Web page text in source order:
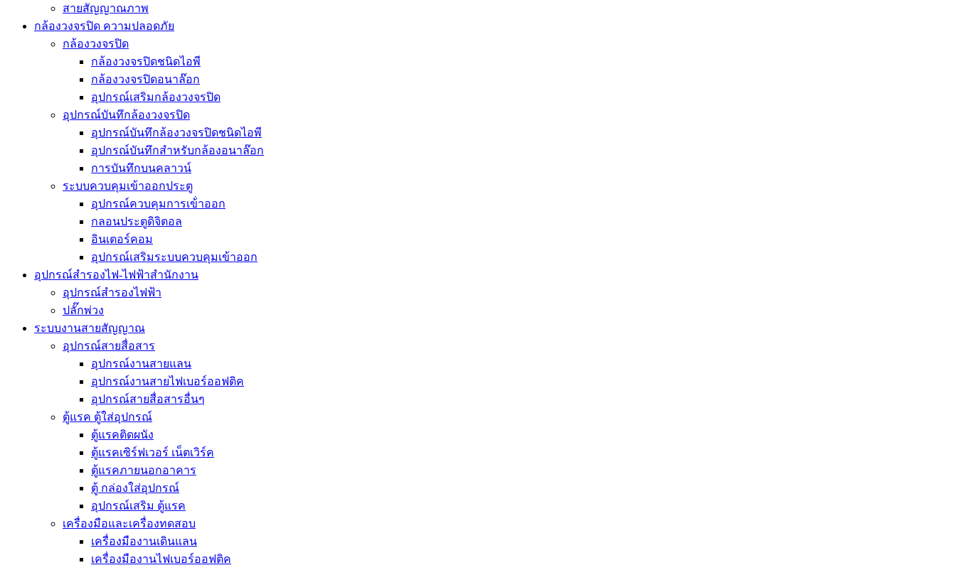
สายสัญญาณภาพ
กล้องวงจรปิด ความปลอดภัย
กล้องวงจรปิด
กล้องวงจรปิดชนิดไอพี
กล้องวงจรปิดอนาล๊อก
อุปกรณ์เสริมกล้องวงจรปิด
อุปกรณ์บันทึกล้องวงจรปิด
อุปกรณ์บันทึกล้องวงจรปิดชนิดไอพี
อุปกรณ์บันทึกสำหรับกล้องอนาล๊อก
การบันทึกบนคลาวน์
ระบบควบคุมเข้าออกประตู
อุปกรณ์ควบคุมการเข้่าออก
กลอนประตูดิจิตอล
อินเตอร์คอม
อุปกรณ์เสริมระบบควบคุมเข้าออก
อุปกรณ์สำรองไฟ-ไฟฟ้าสำนักงาน
อุปกรณ์สำรองไฟฟ้า
ปลั๊กพ่วง
ระบบงานสายสัญญาณ
อุปกรณ์สายสื่อสาร
อุปกรณ์งานสายแลน
อุปกรณ์งานสายไฟเบอร์ออฟติค
อุปกรณ์สายสื่อสารอื่นๆ
ตู้แรค ตู้ใส่อุปกรณ์
ตู้แรคติดผนัง
ตู้แรคเซิร์ฟเวอร์ เน็ตเวิร์ค
ตู้แรคภายนอกอาคาร
ตู้ กล่องใส่อุปกรณ์
อุปกรณ์เสริม ตู้แรค
เครื่องมือและเครื่องทดสอบ
เครื่องมืองานเดินแลน
เครื่องมืองานไฟเบอร์ออฟติค